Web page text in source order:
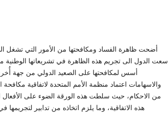
سعت الدول الى تجريم هذه الظاهرة في تشريعاتها
أسس لمكافحتها على الصعيد الدولي من جهة
والاسهامات اعتماد منظمة الأمم المتحدة لاتفاقية
من الاحكام، حيث سلطت هذه الورقة الضوء على
هذه الاتفاقية، وما يلزم اتخاذه من تدابير لتجريمها